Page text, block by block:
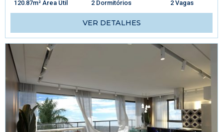
120.87m² Área Útil 2 Dormitórios 2 Vagas
VER DETALHES